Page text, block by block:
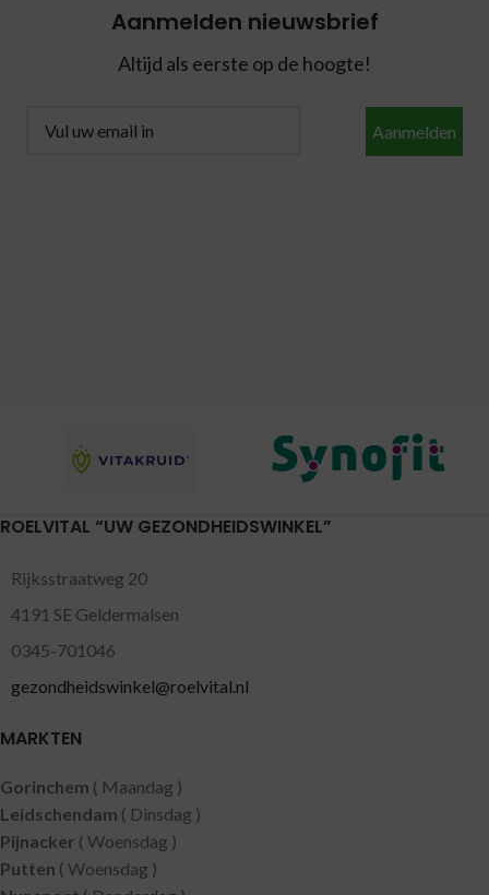
Aanmelden nieuwsbrief
Altijd als eerste op de hoogte!
Aanmelden
ROELVITAL “UW GEZONDHEIDSWINKEL”
Rijksstraatweg 20
4191 SE Geldermalsen
0345-701046
gezondheidswinkel@roelvital.nl
MARKTEN
Gorinchem ( Maandag )
Leidschendam ( Dinsdag )
Pijnacker ( Woensdag )
Putten ( Woensdag )